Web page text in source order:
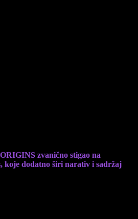
zvanično stigao na
koje dodatno širi narativ i sadržaj